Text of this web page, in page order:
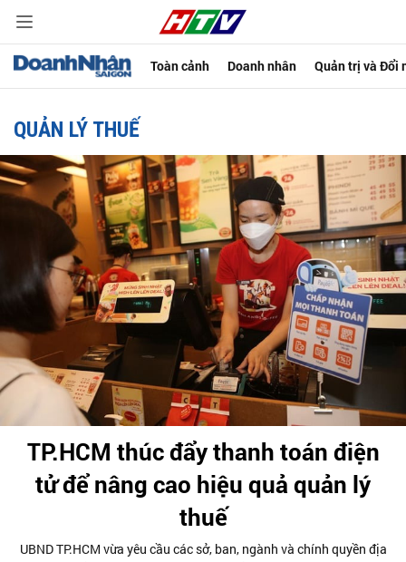
Toàn cảnh Doanh nhân Quản trị và Đổi
QUẢN LÝ THUẾ
TP.HCM thúc đẩy thanh toán điện
tử để nâng cao hiệu quả quản lý
thuế
UBND TP.HCM vừa yêu cầu các sở, ban, ngành và chính quyền địa